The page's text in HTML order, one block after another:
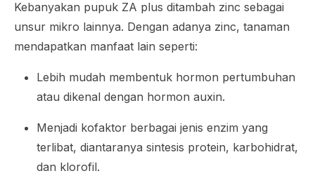
Kebanyakan pupuk ZA plus ditambah zinc sebagai
unsur mikro lainnya. Dengan adanya zinc, tanaman
mendapatkan manfaat lain seperti:
Lebih mudah membentuk hormon pertumbuhan
atau dikenal dengan hormon auxin.
Menjadi kofaktor berbagai jenis enzim yang
terlibat, diantaranya sintesis protein, karbohidrat,
dan klorofil.